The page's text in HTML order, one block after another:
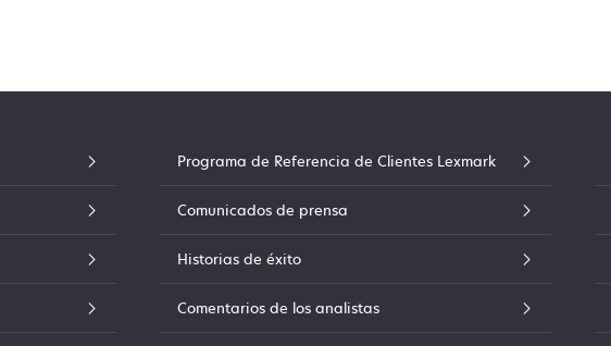
Programa de Referencia de Clientes Lexmark
Comunicados de prensa
Historias de éxito
Comentarios de los analistas